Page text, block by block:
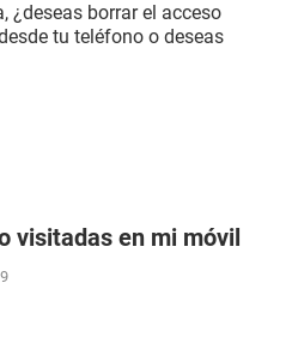
¿deseas borrar el acceso
tu teléfono o deseas
visitadas en mi móvil